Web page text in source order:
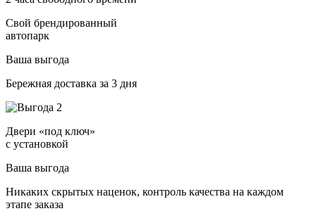
Свой брендированный
автопарк
Ваша выгода
Бережная доставка за 3 дня
Двери «под ключ»
с установкой
Ваша выгода
Никаких скрытых наценок, контроль качества на каждом
этапе заказа